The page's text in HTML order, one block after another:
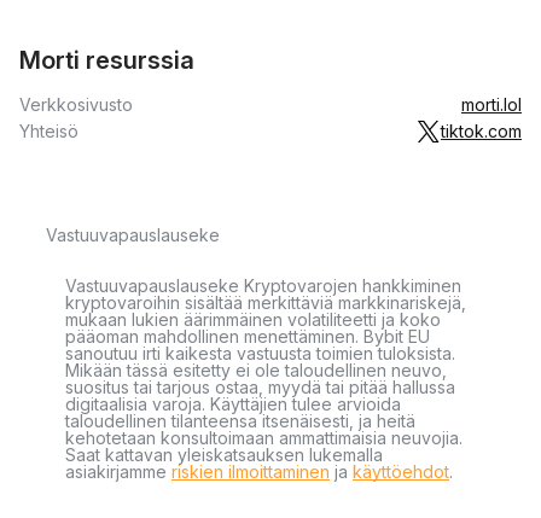
Morti resurssia
Verkkosivusto
morti.lol
Yhteisö
tiktok.com
Vastuuvapauslauseke
Vastuuvapauslauseke Kryptovarojen hankkiminen
kryptovaroihin sisältää merkittäviä markkinariskejä,
mukaan lukien äärimmäinen volatiliteetti ja koko
pääoman mahdollinen menettäminen. Bybit EU
sanoutuu irti kaikesta vastuusta toimien tuloksista.
Mikään tässä esitetty ei ole taloudellinen neuvo,
suositus tai tarjous ostaa, myydä tai pitää hallussa
digitaalisia varoja. Käyttäjien tulee arvioida
taloudellinen tilanteensa itsenäisesti, ja heitä
kehotetaan konsultoimaan ammattimaisia neuvojia.
Saat kattavan yleiskatsauksen lukemalla
asiakirjamme riskien ilmoittaminen ja käyttöehdot.